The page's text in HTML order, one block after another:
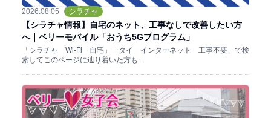
2026.08.05 シラチャ
【シラチャ情報】自宅のネット、工事なしで改善したい方
へ｜ベリーモバイル「おうち5Gプログラム」
「シラチャ Wi-Fi 自宅」「タイ インターネット 工事不要」で検
索してこのページに辿り着いた方も…